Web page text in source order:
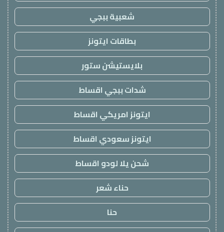
شعبية ببجي
بطاقات ايتونز
بلايستيشن ستور
شدات ببجي اقساط
ايتونز امريكي اقساط
ايتونز سعودي اقساط
شحن يلا لودو اقساط
حناء شعر
حنا